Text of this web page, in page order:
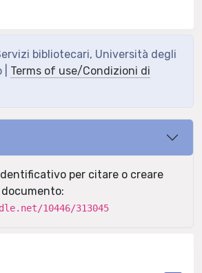
bibliotecari, Università degli
Terms of use/Condizioni di
per citare o creare
10446/313045